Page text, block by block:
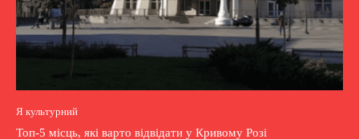
Я культурний
Топ-5 місць, які варто відвідати у Кривому Розі